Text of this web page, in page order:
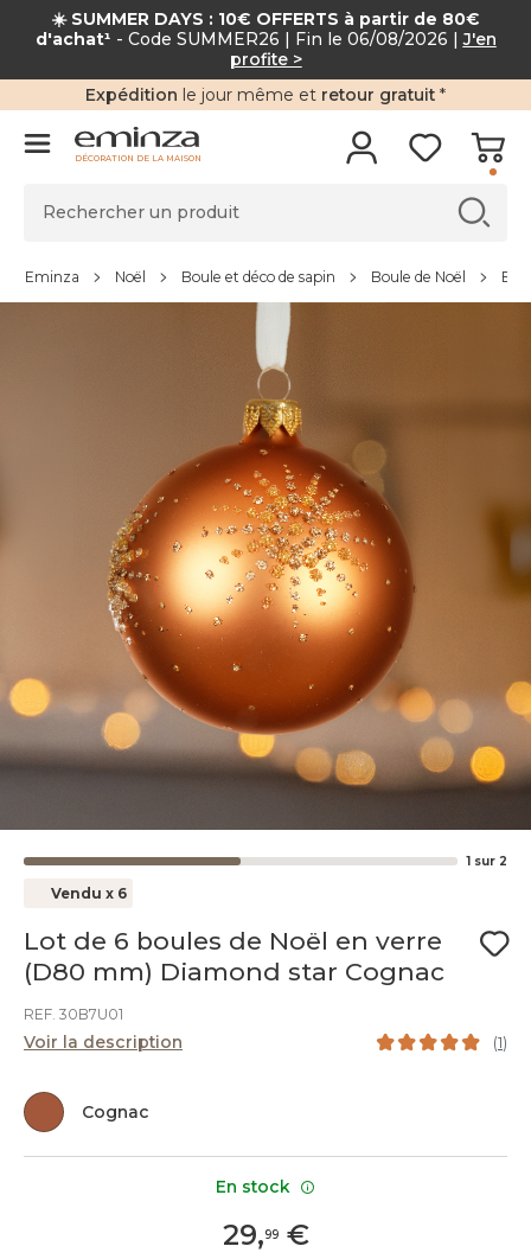
☀️ SUMMER DAYS : 10€ OFFERTS à partir de 80€
d'achat¹ - Code SUMMER26 | Fin le 06/08/2026 |J'en
profite >
Expédition le jour même et retour gratuit *
DÉCORATION DE LA MAISON
Eminza Noël Boule et déco de sapin Boule de Noël
1 sur 2
Vendu x 6
Lot de 6 boules de Noël en verre
(D80 mm) Diamond star Cognac
REF. 30B7U01
Voir la description (1)
Cognac
29,99€